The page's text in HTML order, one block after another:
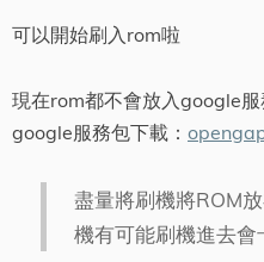
可以開始刷入rom啦
現在rom都不會放入google
google服務包下載：
盡量將刷機將ROM
機有可能刷機進去